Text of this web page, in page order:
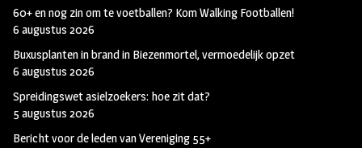
60+ en nog zin om te voetballen? Kom Walking Footballen!
6 augustus 2026
Buxusplanten in brand in Biezenmortel, vermoedelijk opzet
6 augustus 2026
Spreidingswet asielzoekers: hoe zit dat?
5 augustus 2026
Bericht voor de leden van Vereniging 55+